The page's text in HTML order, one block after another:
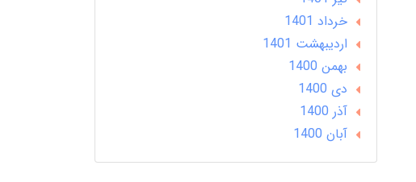
خرداد 1401
ارديبهشت 1401
بهمن 1400
دی 1400
آذر 1400
آبان 1400